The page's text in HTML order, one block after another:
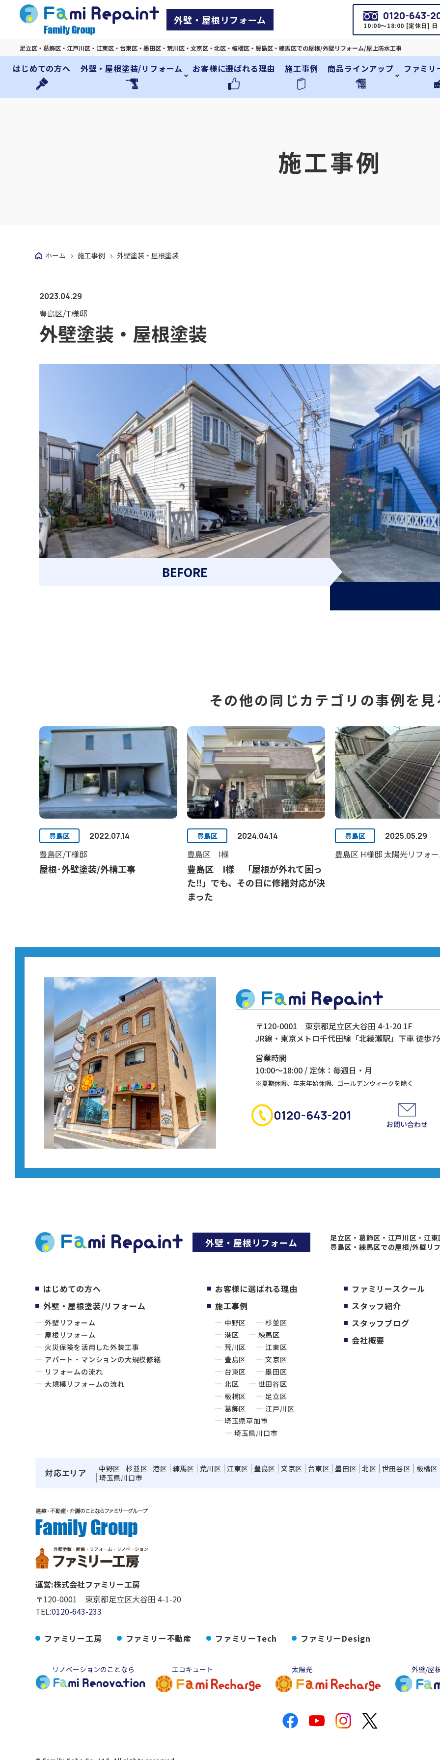
外壁・屋根リフォーム 0120-643-
10:00～18:00 [定休日] 日
足立区・葛飾区・江戸川区・江東区・台東区・墨田区・荒川区・文京区・北区・板橋区・豊島区・練馬区での屋根/外壁リフォーム/屋上防水工事
はじめての方へ 外壁・屋根塗装/リフォーム お客様に選ばれる理由 施工事例 商品ラインアップ ファミリ
施工事例
ホーム 施工事例 外壁塗装・屋根塗装
2023.04.29
豊島区/T様邸
外壁塗装・屋根塗装
BEFORE
その他の同じカテゴリの事例を見
豊島区 2022.07.14
豊島区/T様邸
屋根･外壁塗装/外構工事
豊島区 2024.04.14
豊島区 I様
豊島区 I様 「屋根が外れて困っ
た‼」でも、その日に修繕対応が決
まった
豊島区 2025.05.29
豊島区 H様邸 太陽光リフォ
〒120-0001 東京都足立区大谷田 4-1-20 1F
JR線・東京メトロ千代田線 「北綾瀬駅」下車 徒歩7
営業時間
10:00～18:00 / 定休：毎週日・月
※夏期休暇、年末年始休暇、ゴールデンウィークを除く
0120-643-201
お問い合わせ
外壁・屋根リフォーム
足立区・葛飾区・江戸川区・江
豊島区・練馬区での屋根/外壁リ
はじめての方へ
外壁・屋根塗装/リフォーム
外壁リフォーム
屋根リフォーム
火災保険を活用した外装工事
アパート・マンションの大規模修繕
リフォームの流れ
大規模リフォームの流れ
お客様に選ばれる理由
施工事例
中野区
杉並区
港区
練馬区
荒川区
江東区
豊島区
文京区
台東区
墨田区
北区
世田谷区
板橋区
足立区
葛飾区
江戸川区
埼玉県草加市
埼玉県川口市
ファミリースクール
スタッフ紹介
スタッフブログ
会社概要
対応エリア 中野区 杉並区 港区 練馬区 荒川区 江東区 豊島区 文京区 台東区 墨田区 北区 世田谷区 板橋区
埼玉県川口市
運営:株式会社ファミリー工房
〒120-0001 東京都足立区大谷田 4-1-20
TEL:0120-643-233
ファミリー工房 ファミリー不動産 ファミリーTech ファミリーDesign
リノベーションのことなら エコキュート 太陽光 外壁/屋